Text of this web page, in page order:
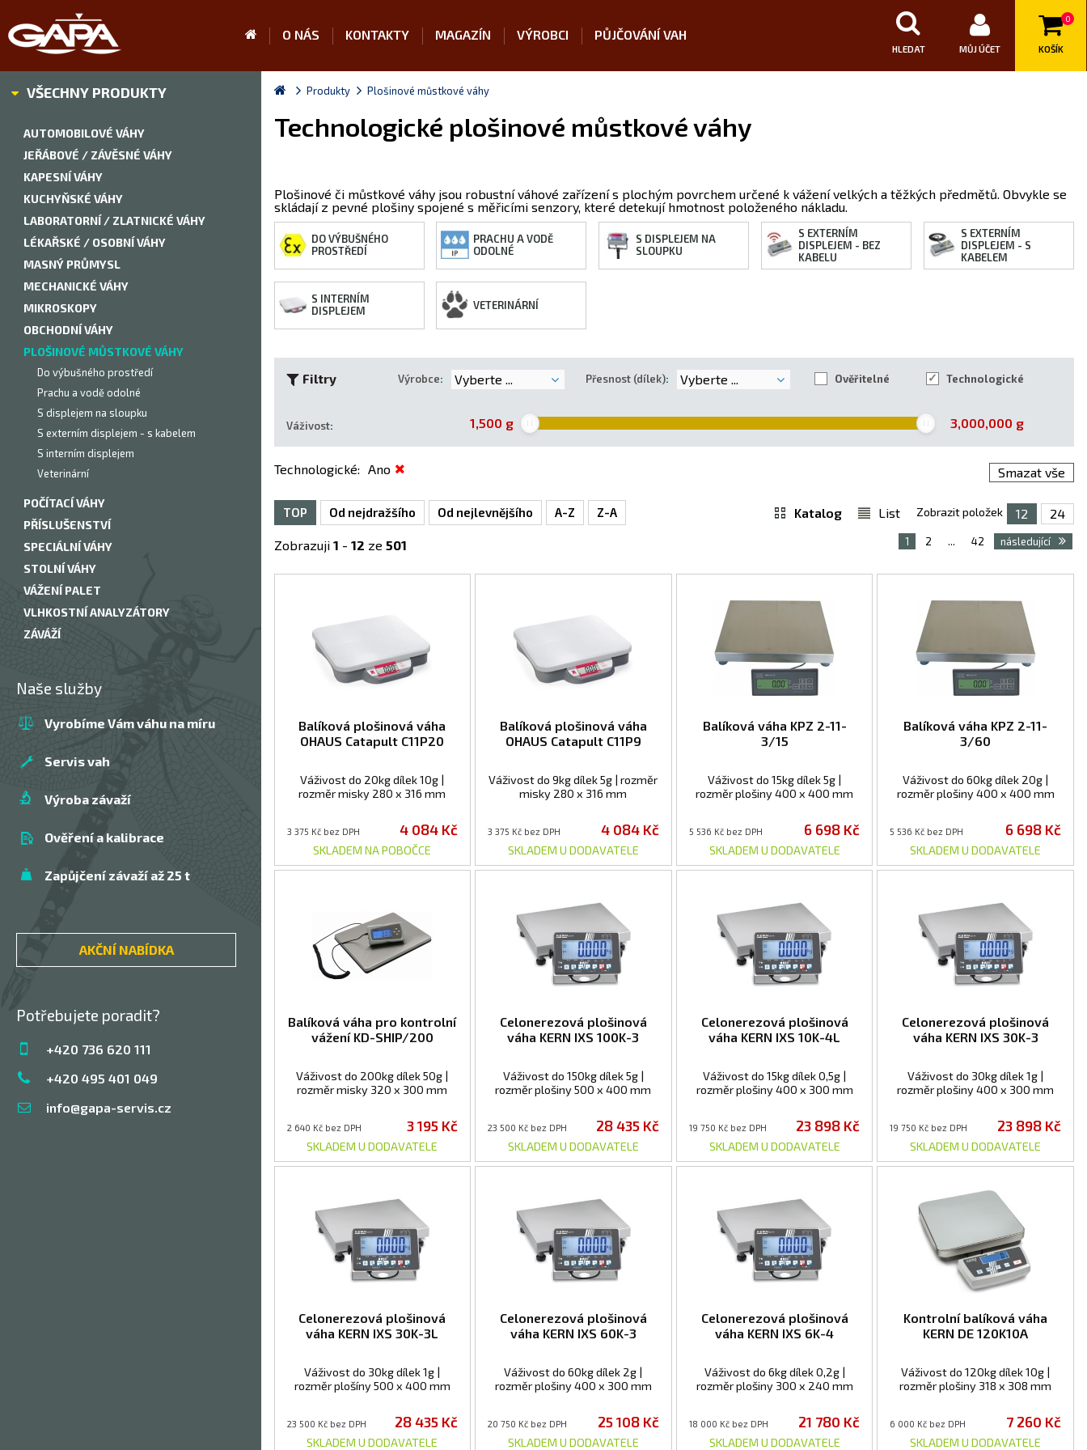
O NÁS KONTAKTY MAGAZÍN VÝROBCI PŮJČOVÁNÍ VAH
HLEDAT MŮJ ÚČET
0
KOŠÍK
VŠECHNY PRODUKTY
AUTOMOBILOVÉ VÁHY
JEŘÁBOVÉ / ZÁVĚSNÉ VÁHY
KAPESNÍ VÁHY
KUCHYŇSKÉ VÁHY
LABORATORNÍ / ZLATNICKÉ VÁHY
LÉKAŘSKÉ / OSOBNÍ VÁHY
MASNÝ PRŮMYSL
MECHANICKÉ VÁHY
MIKROSKOPY
OBCHODNÍ VÁHY
PLOŠINOVÉ MŮSTKOVÉ VÁHY
Do výbušného prostředí
Prachu a vodě odolné
S displejem na sloupku
S externím displejem - s kabelem
S interním displejem
Veterinární
POČÍTACÍ VÁHY
PŘÍSLUŠENSTVÍ
SPECIÁLNÍ VÁHY
STOLNÍ VÁHY
VÁŽENÍ PALET
VLHKOSTNÍ ANALYZÁTORY
ZÁVÁŽÍ
Naše služby
Vyrobíme Vám váhu na míru
Servis vah
Výroba závaží
Ověření a kalibrace
Zapůjčení závaží až 25 t
AKČNÍ NABÍDKA
Potřebujete poradit?
+420 736 620 111
+420 495 401 049
info@gapa-servis.cz
Produkty Plošinové můstkové váhy
Technologické plošinové můstkové váhy
Plošinové či můstkové váhy jsou robustní váhové zařízení s plochým povrchem určené k vážení velkých a těžkých předmětů. Obvykle se
skládají z pevné plošiny spojené s měřicími senzory, které detekují hmotnost položeného nákladu.
DO VÝBUŠNÉHO
PROSTŘEDÍ
PRACHU A VODĚ
ODOLNÉ
S DISPLEJEM NA
SLOUPKU
S EXTERNÍM
DISPLEJEM - BEZ
KABELU
S EXTERNÍM
DISPLEJEM - S
KABELEM
S INTERNÍM
DISPLEJEM
VETERINÁRNÍ
Filtry Výrobce: Vyberte ... Přesnost (dílek): Vyberte ... Ověřitelné Technologické
Váživost: 1,500 g 3,000,000 g
Technologické: Ano Smazat vše
TOP Od nejdražšího Od nejlevnějšího A-Z Z-A Katalog List Zobrazit položek 12 24
Zobrazuji 1 - 12 ze 501 1 2 ... 42 následující
Balíková plošinová váha
OHAUS Catapult C11P20
Váživost do 20kg dílek 10g |
rozměr misky 280 x 316 mm
3 375 Kč bez DPH 4 084 Kč
SKLADEM NA POBOČCE
Balíková plošinová váha
OHAUS Catapult C11P9
Váživost do 9kg dílek 5g | rozměr
misky 280 x 316 mm
3 375 Kč bez DPH 4 084 Kč
SKLADEM U DODAVATELE
Balíková váha KPZ 2-11-
3/15
Váživost do 15kg dílek 5g |
rozměr plošiny 400 x 400 mm
5 536 Kč bez DPH 6 698 Kč
SKLADEM U DODAVATELE
Balíková váha KPZ 2-11-
3/60
Váživost do 60kg dílek 20g |
rozměr plošiny 400 x 400 mm
5 536 Kč bez DPH 6 698 Kč
SKLADEM U DODAVATELE
Balíková váha pro kontrolní
vážení KD-SHIP/200
Váživost do 200kg dílek 50g |
rozměr misky 320 x 300 mm
2 640 Kč bez DPH 3 195 Kč
SKLADEM U DODAVATELE
Celonerezová plošinová
váha KERN IXS 100K-3
Váživost do 150kg dílek 5g |
rozměr plošiny 500 x 400 mm
23 500 Kč bez DPH 28 435 Kč
SKLADEM U DODAVATELE
Celonerezová plošinová
váha KERN IXS 10K-4L
Váživost do 15kg dílek 0,5g |
rozměr plošiny 400 x 300 mm
19 750 Kč bez DPH 23 898 Kč
SKLADEM U DODAVATELE
Celonerezová plošinová
váha KERN IXS 30K-3
Váživost do 30kg dílek 1g |
rozměr plošiny 400 x 300 mm
19 750 Kč bez DPH 23 898 Kč
SKLADEM U DODAVATELE
Celonerezová plošinová
váha KERN IXS 30K-3L
Váživost do 30kg dílek 1g |
rozměr plošíny 500 x 400 mm
23 500 Kč bez DPH 28 435 Kč
SKLADEM U DODAVATELE
Celonerezová plošinová
váha KERN IXS 60K-3
Váživost do 60kg dílek 2g |
rozměr plošiny 400 x 300 mm
20 750 Kč bez DPH 25 108 Kč
SKLADEM U DODAVATELE
Celonerezová plošinová
váha KERN IXS 6K-4
Váživost do 6kg dílek 0,2g |
rozměr plošiny 300 x 240 mm
18 000 Kč bez DPH 21 780 Kč
SKLADEM U DODAVATELE
Kontrolní balíková váha
KERN DE 120K10A
Váživost do 120kg dílek 10g |
rozměr plošiny 318 x 308 mm
6 000 Kč bez DPH 7 260 Kč
SKLADEM U DODAVATELE